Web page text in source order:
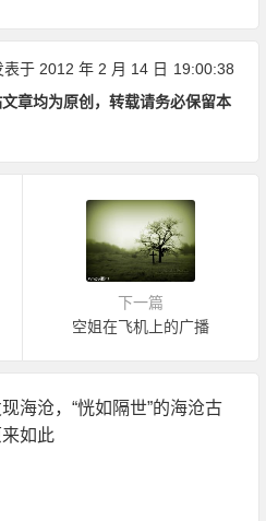
表于 2012 年 2 月 14 日 19:00:38
章均为原创，转载请务必保留本
下一篇
空姐在飞机上的广播
海沧，“恍如隔世”的海沧古
如此